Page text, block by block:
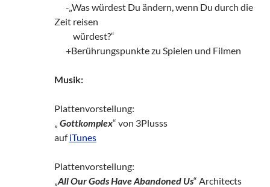
-„Was würdest Du ändern, wenn Du durch die
Zeit reisen
würdest?“
+Berührungspunkte zu Spielen und Filmen
Musik:
Plattenvorstellung:
„ Gottkomplex“ von 3Plusss
aufiTunes
Plattenvorstellung:
„All Our Gods Have Abandoned Us“ Architects